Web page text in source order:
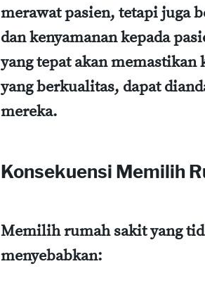
merawat pasien, tetapi juga
dan kenyamanan kepada
yang tepat akan memastikan
yang berkualitas, dapat
mereka.
Konsekuensi Memilih
Memilih rumah sakit yang
menyebabkan: